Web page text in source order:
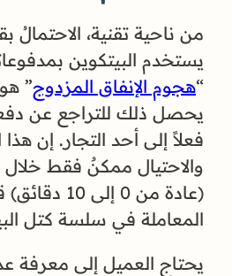
من ناحية تقنية، الاحتمالُ
يستخدم البيتكوين
“هجوم الإنفاق المزدوج”
يحصل ذلك للتراجع عن
فعلاً إلى أحد التجار. إن
والاحتيال ممكنٌ فقط
(عادة من 0
المعاملة في سلسة كتل
يحتاج العميل إلى معرفة